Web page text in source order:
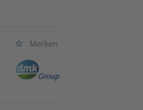
Merken